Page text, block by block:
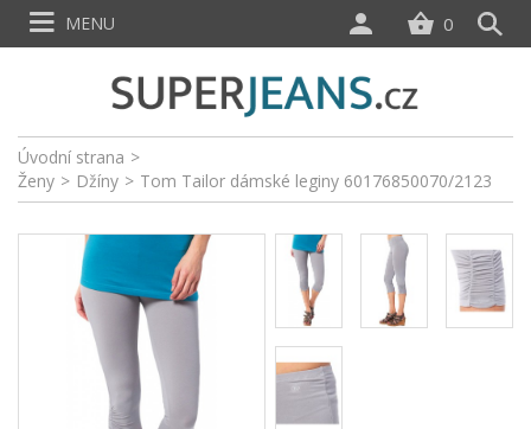
Úvodní strana >
Ženy > Džíny > Tom Tailor dámské leginy 60176850070/2123
0
MENU